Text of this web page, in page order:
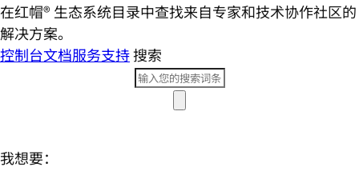
在红帽® 生态系统目录中查找来自专家和技术协作社区的
解决方案。
控制台文档服务支持搜索
我想要：